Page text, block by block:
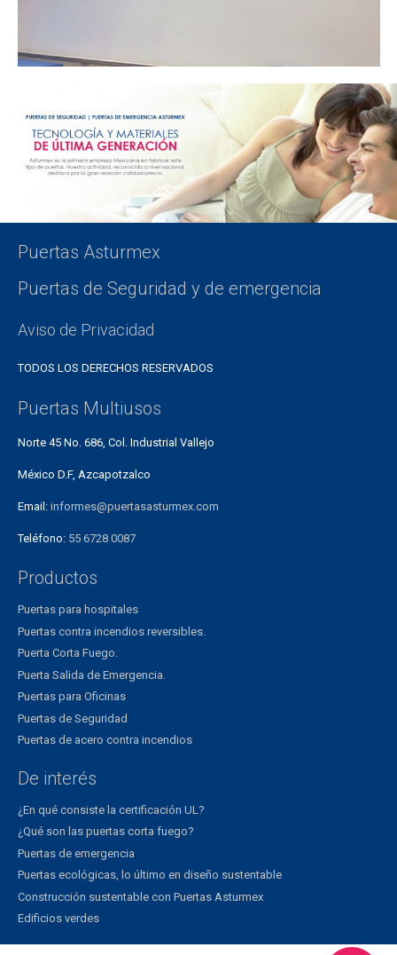
Puertas Asturmex
Puertas de Seguridad y de emergencia
Aviso de Privacidad
TODOS LOS DERECHOS RESERVADOS
Puertas Multiusos
Norte 45 No. 686, Col. Industrial Vallejo
México D.F, Azcapotzalco
Email: informes@puertasasturmex.com
Teléfono: 55 6728 0087
Productos
Puertas para hospitales
Puertas contra incendios reversibles.
Puerta Corta Fuego.
Puerta Salida de Emergencia.
Puertas para Oficinas
Puertas de Seguridad
Puertas de acero contra incendios
De interés
¿En qué consiste la certificación UL?
¿Qué son las puertas corta fuego?
Puertas de emergencia
Puertas ecológicas, lo último en diseño sustentable
Construcción sustentable con Puertas Asturmex
Edificios verdes